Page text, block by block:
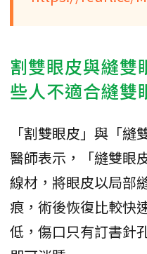
割雙眼皮與縫雙
些人不適合縫雙
「割雙眼皮」與「
醫師表示，「縫雙眼
線材，將眼皮以局部
痕，術後恢復比較快
低，傷口只有訂書針